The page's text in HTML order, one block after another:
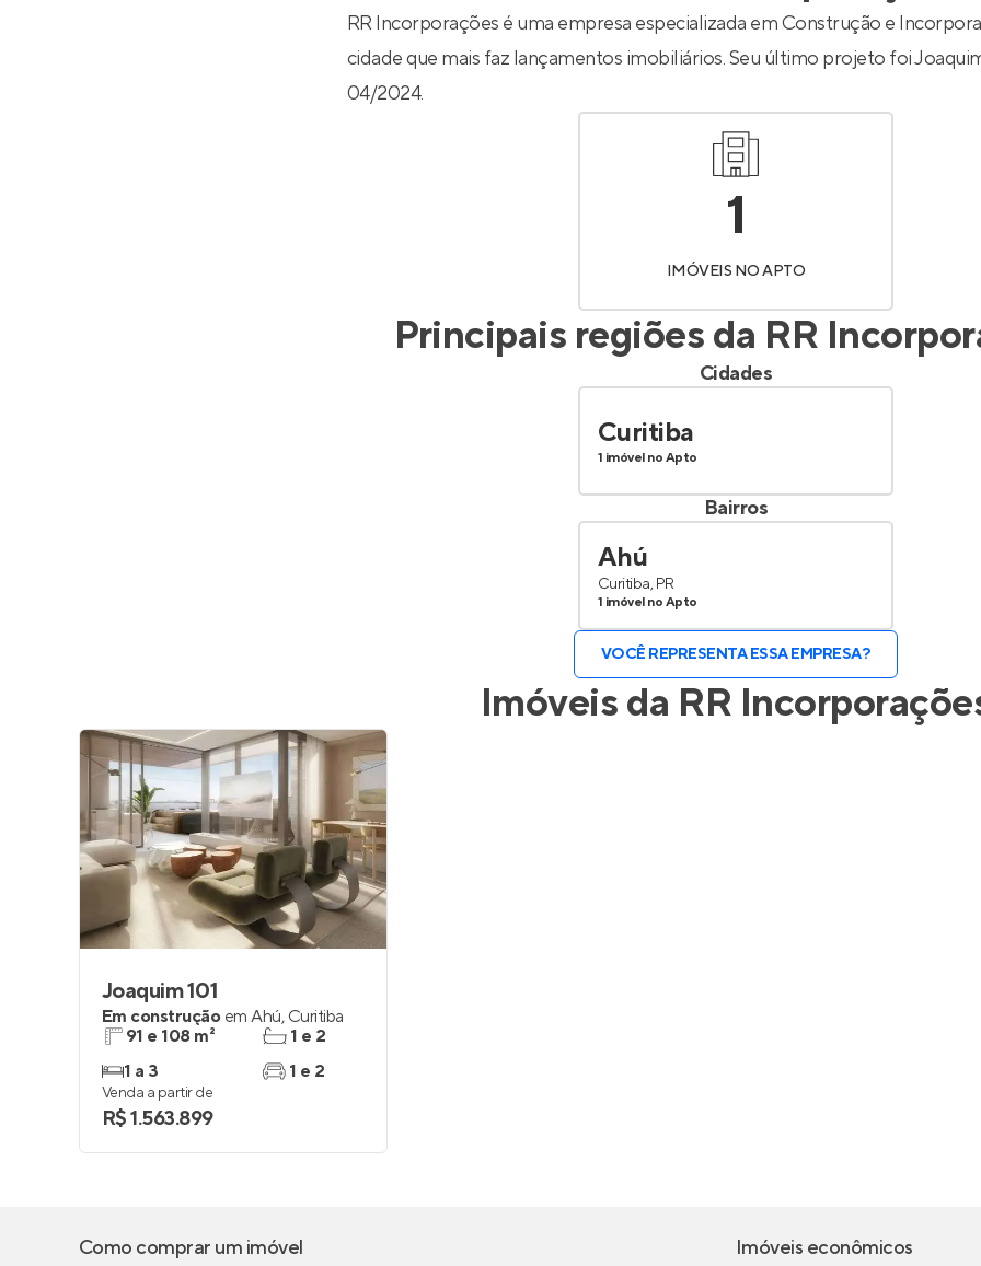
Entrar no Apto
RR Incorporações é uma empresa especializada em Construção e
cidade que mais faz lançamentos imobiliários. Seu último projeto foi
04/2024.
1
IMÓVEIS NO APTO
Principais regiões da RR
Cidades
Curitiba
1 imóvel no Apto
Bairros
Ahú
Curitiba, PR
1 imóvel no Apto
VOCÊ REPRESENTA ESSA EMPRESA?
Imóveis da RR
Joaquim 101
Em construção em Ahú, Curitiba
91 e 108 m²
1 a 3
1 e 2
1 e 2
Venda a partir de
R$ 1.563.899
Como comprar um imóvel Imóveis econômicos